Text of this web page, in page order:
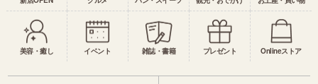
美容・癒し イベント 雑誌・書籍 プレゼント Onlineストア